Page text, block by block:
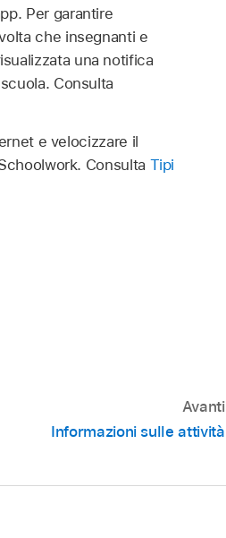
Per garantire
che insegnanti e
una notifica
Consulta
e velocizzare il
Consulta Tipi
Avanti
Informazioni sulle attività